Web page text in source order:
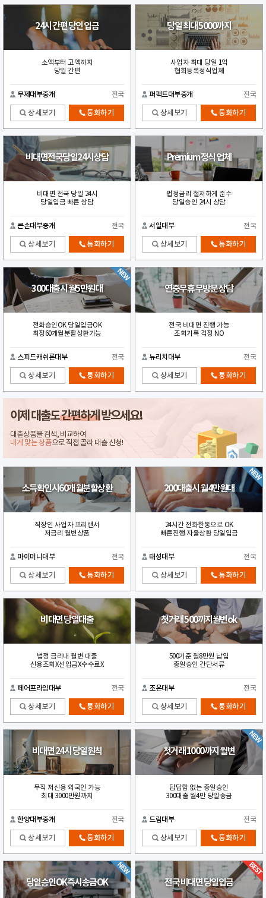
24시 간편 당인 입금
소액부터 고액까지
당일 간편
무제대부중개 전국
상세보기 통화하기
당일 최대 5000까지
사업자 최대 당일 1억
협회등록정식업체
퍼펙트대부중개 전국
상세보기 통화하기
비대면전국당일24시상담
비대면 전국 당일 24시
당일입금 빠른 상담
큰손대부중개 전국
상세보기 통화하기
Premium 정식 업체
법정금리 철저하게 준수
당일승인 24시 상담
서일대부 전국
상세보기 통화하기
300대출시 월5만원대
전화승인OK 당일입금OK
최장60개월분활상환가능
스피드캐쉬론대부 전국
상세보기 통화하기
연중무휴 무방문 상담
전국 비대면 진행 가능
조회기록 걱정 NO
뉴리치대부 전국
상세보기 통화하기
이제 대출도간편하게받으세요!
대출상품을 검색, 비교하여
내게 맞는 상품으로 직접 골라 대출 신청!
소득확인시60개월분할상환
직장인 사업자 프리랜서
저금리 월변상품
마이머니대부 전국
상세보기 통화하기
200대출시 월4만원대
24시간 전화한통으로 OK
빠른진행 자율상환 당일입금
태성대부 전국
상세보기 통화하기
비대면 당일대출
법정 금리내 월변 대출
신용조회X선입금X수수료X
페어프라임대부 전국
상세보기 통화하기
첫거래 500까지월변ok
500기준 월8만원 납입
총알승인 간단서류
조은대부 전국
상세보기 통화하기
비대면 24시 당일원칙
무직 저신용 외국인 가능
최대 3000만원까지
한양대부중개 전국
상세보기 통화하기
첫거래 1000까지 월변
답답함 없는 총알승인
300대출 월4만 당일송금
드림대부 전국
상세보기 통화하기
당일승인OK즉시송금OK 전국 비대면 당일입금